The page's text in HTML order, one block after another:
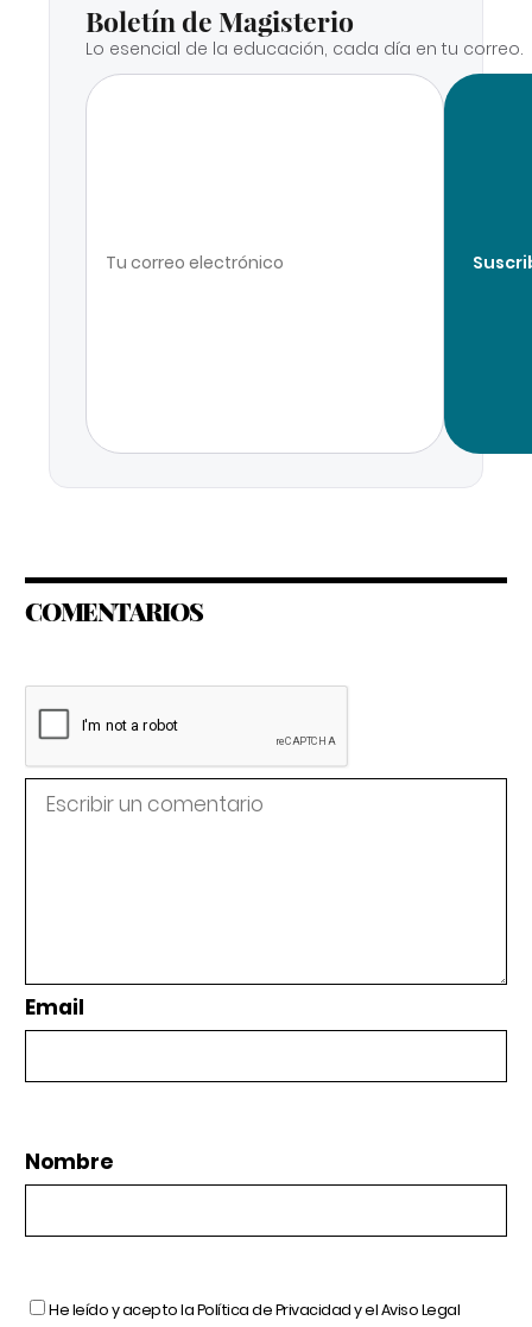
Boletín de Magisterio
Lo esencial de la educación, cada día en tu correo.
COMENTARIOS
Email
Nombre
He leído y acepto laPolítica de Privacidady elAviso Legal